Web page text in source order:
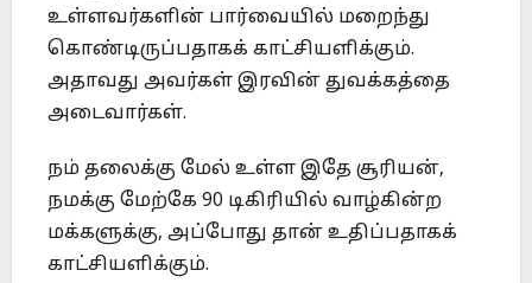
உள்ளவர்களின் பார்வையில் மறைந்து
கொண்டிருப்பதாகக் காட்சியளிக்கும்.
அதாவது அவர்கள் இரவின் துவக்கத்தை
அடைவார்கள்.
நம் தலைக்கு மேல் உள்ள இதே சூரியன்,
நமக்கு மேற்கே 90 டிகிரியில் வாழ்கின்ற
மக்களுக்கு, அப்போது தான் உதிப்பதாகக்
காட்சியளிக்கும்.